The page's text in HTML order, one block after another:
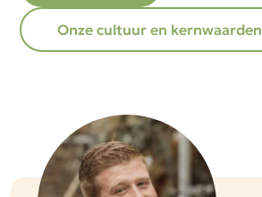
Onze cultuur en kernwaarden